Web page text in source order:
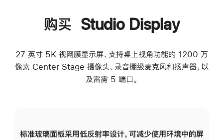
购买 Studio Display
27 英寸 5K 视网膜显示屏、支持桌上视角功能的 1200 万
像素 Center Stage 摄像头、录音棚级麦克风和扬声器，以
及雷雳 5 端口。
标准玻璃面板采用低反射率设计，可减少使用环境中的屏